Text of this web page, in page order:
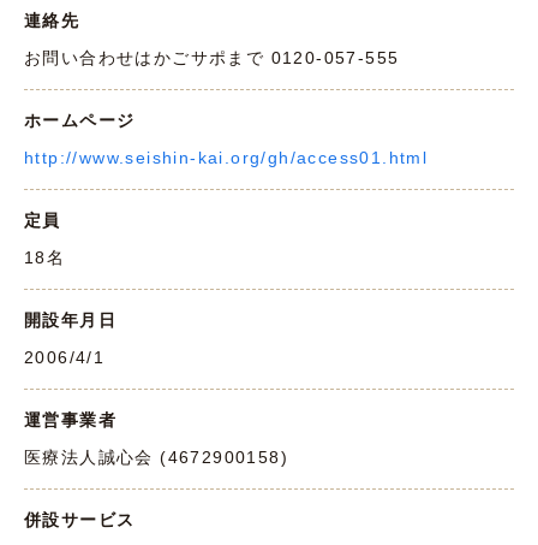
連絡先
お問い合わせはかごサポまで 0120-057-555
ホームページ
http://www.seishin-kai.org/gh/access01.html
定員
18名
開設年月日
2006/4/1
運営事業者
医療法人誠心会 (4672900158)
併設サービス